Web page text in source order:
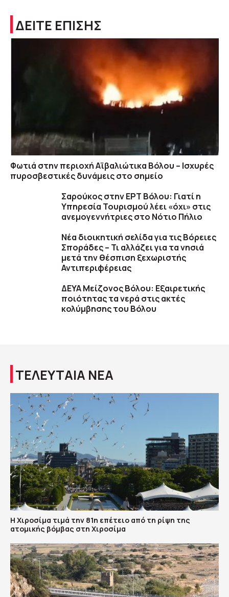
ΔΕΙΤΕ ΕΠΙΣΗΣ
Φωτιά στην περιοχή Αϊβαλιώτικα Βόλου – Ισχυρές
πυροσβεστικές δυνάμεις στο σημείο
Σαρούκος στην ΕΡΤ Βόλου: Γιατί η
Υπηρεσία Τουρισμού λέει «όχι» στις
ανεμογεννήτριες στο Νότιο Πήλιο
Νέα διοικητική σελίδα για τις Βόρειες
Σποράδες – Τι αλλάζει για τα νησιά
μετά την θέσπιση ξεχωριστής
Αντιπεριφέρειας
ΔΕΥΑ Μείζονος Βόλου: Εξαιρετικής
ποιότητας τα νερά στις ακτές
κολύμβησης του Βόλου
ΤΕΛΕΥΤΑΙΑ ΝΕΑ
Η Χιροσίμα τιμά την 81η επέτειο από τη ρίψη της
ατομικής βόμβας στη Χιροσίμα